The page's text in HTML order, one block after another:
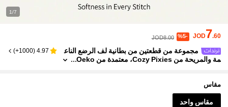
1/7
JOD7.60
%5-
JOD8.00
مجموعة من قطعتين من بطانية لف الرضع الناع
مة والمريحة من Cozy Pixies، معتمدة من Oeko
4.97
(
1000+
)
مقاس
مقاس واحد